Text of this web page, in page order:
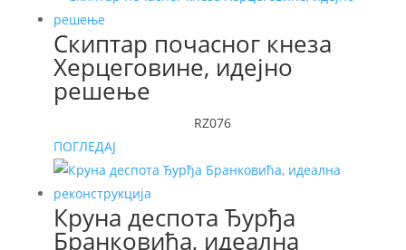
Скиптар почасног кнеза
Херцеговине, идејно
решење
RZ076
ПОГЛЕДАЈ
Круна деспота Ђурђа
Бранковића, идеална